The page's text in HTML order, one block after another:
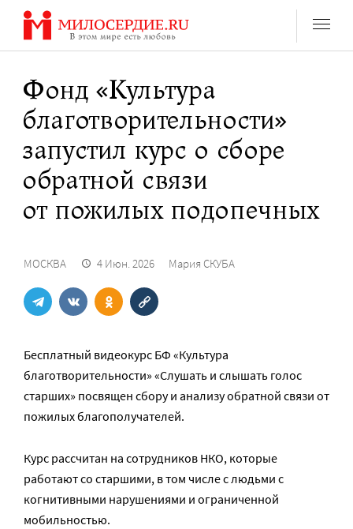
Перейти
содержанию
Фонд «Культура
благотворительности»
запустил курс о сборе
обратной связи
от пожилых подопечных
МОСКВА 4 Июн. 2026 Мария СКУБА
Бесплатный видеокурс БФ «Культура
благотворительности» «Слушать и слышать голос
старших» посвящен сбору и анализу обратной связи от
пожилых благополучателей.
Курс рассчитан на сотрудников НКО, которые
работают со старшими, в том числе с людьми с
когнитивными нарушениями и ограниченной
мобильностью.